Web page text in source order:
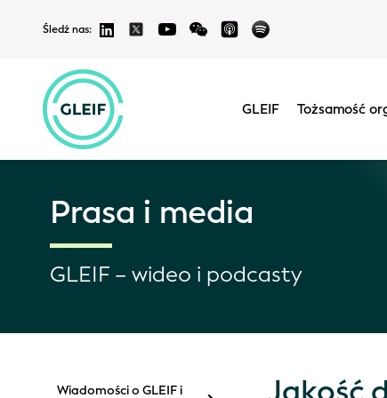
Śledź nas:
GLEIF Tożsamość
Prasa i media
GLEIF – wideo i podcasty
Wiadomości o GLEIF i